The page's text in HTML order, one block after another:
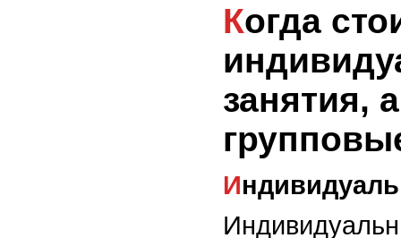
Когда стоит выбрать
занятия,